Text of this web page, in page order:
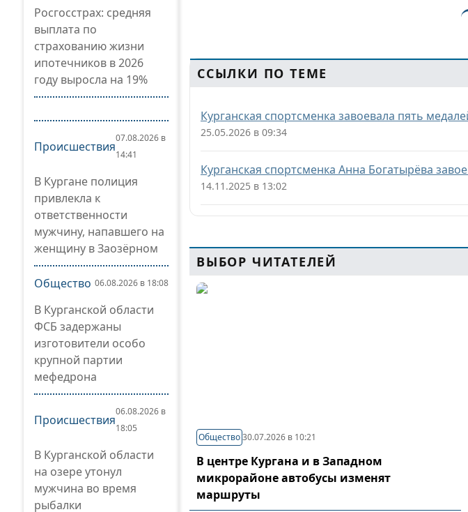
Росгосстрах: средняя
выплата по
страхованию жизни
ипотечников в 2026
году выросла на 19%
Происшествия
07.08.2026 в
14:41
В Кургане полиция
привлекла к
ответственности
мужчину, напавшего на
женщину в Заозёрном
Общество 06.08.2026 в 18:08
В Курганской области
ФСБ задержаны
изготовители особо
крупной партии
мефедрона
Происшествия
06.08.2026 в
18:05
В Курганской области
на озере утонул
мужчина во время
рыбалки
ССЫЛКИ ПО ТЕМЕ
Курганская спортсменка завоевала пять
25.05.2026 в 09:34
Курганская спортсменка Анна Богатырёва
14.11.2025 в 13:02
ВЫБОР ЧИТАТЕЛЕЙ
Общество30.07.2026 в 10:21
В центре Кургана и в Западном
микрорайоне автобусы изменят
маршруты